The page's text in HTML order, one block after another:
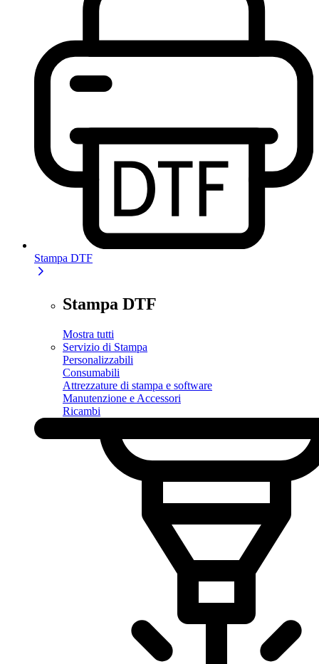
Stampa DTF
Stampa DTF
Mostra tutti
Servizio di Stampa
Personalizzabili
Consumabili
Attrezzature di stampa e software
Manutenzione e Accessori
Ricambi